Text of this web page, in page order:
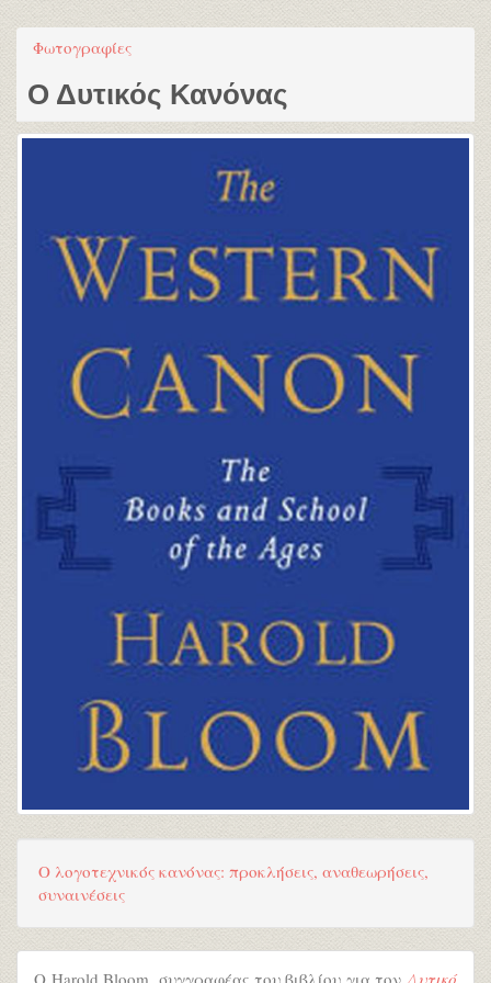
Φωτογραφίες
Ο Δυτικός Κανόνας
Ο λογοτεχνικός κανόνας: προκλήσεις, αναθεωρήσεις,
συναινέσεις
Ο Harold Bloom, συγγραφέας του βιβλίου για τον Δυτικό